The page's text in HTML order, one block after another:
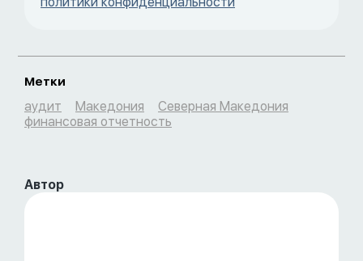
Метки
аудит Македония
Северная Македония
финансовая отчетность
Автор